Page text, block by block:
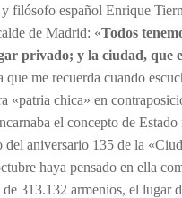
filósofo español Enrique
de Madrid: «Todos
privado; y la ciudad, que
que me recuerda cuando
«patria chica» en
el concepto de
del aniversario 135 de la
haya pensado en ella
313.132 armenios, el lugar